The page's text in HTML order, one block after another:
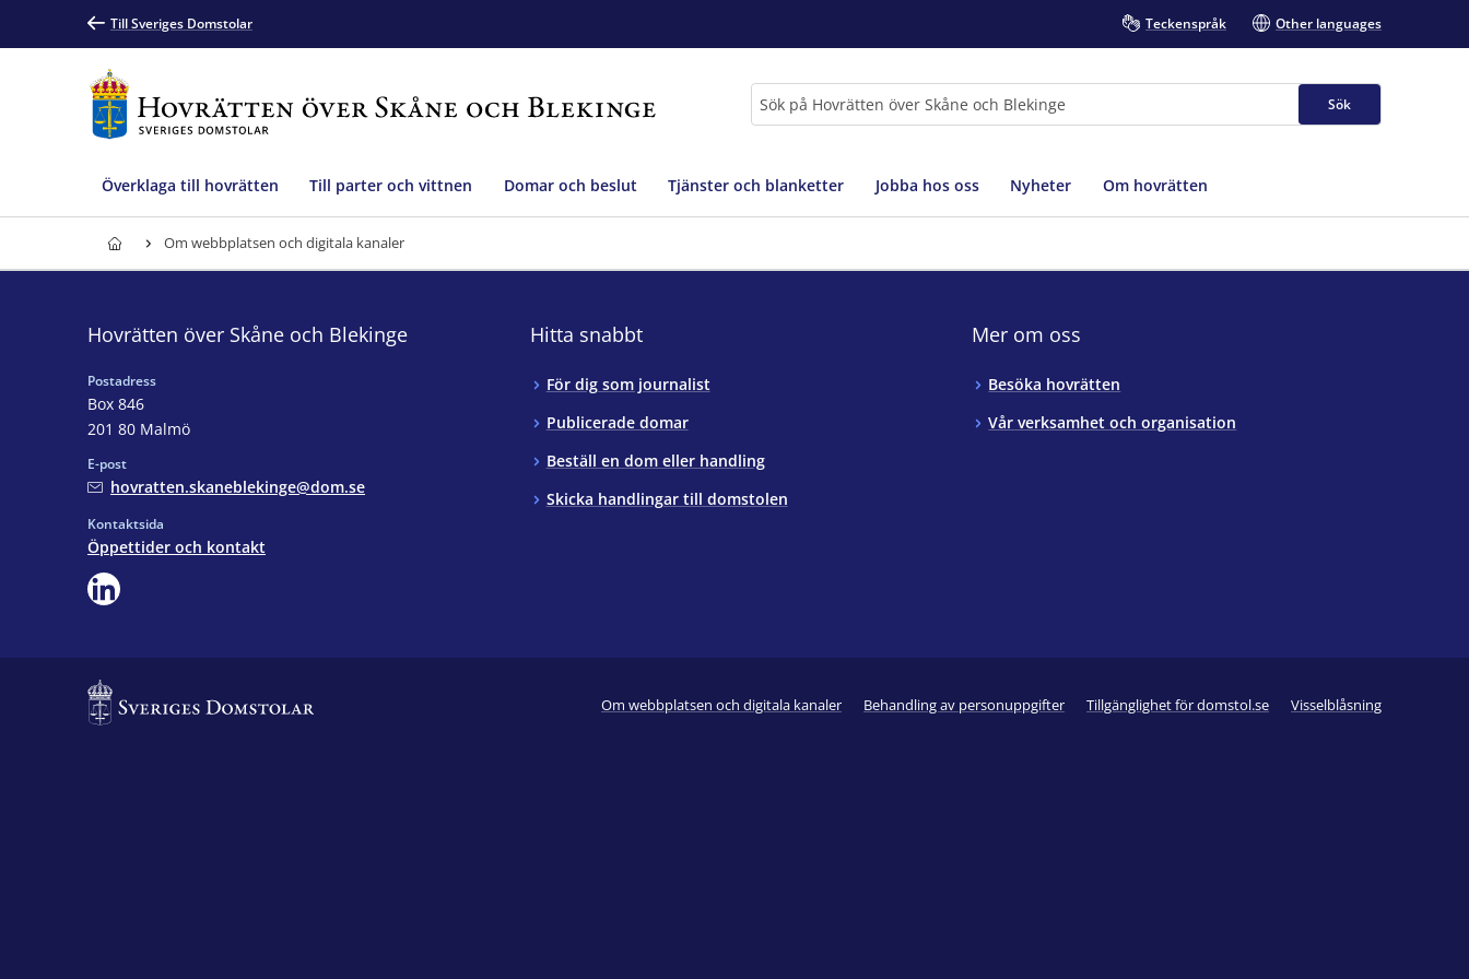
Till Sveriges Domstolar Teckenspråk Other languages
Sök
Överklaga till hovrätten Till parter och vittnen Domar och beslut Tjänster och blanketter Jobba hos oss Nyheter Om hovrätten
Om webbplatsen och digitala kanaler
Hovrätten över Skåne och Blekinge
Postadress
Box 846
201 80 Malmö
E-post
hovratten.skaneblekinge@dom.se
Kontaktsida
Öppettider och kontakt
Hitta snabbt
För dig som journalist
Publicerade domar
Beställ en dom eller handling
Skicka handlingar till domstolen
Mer om oss
Besöka hovrätten
Vår verksamhet och organisation
Om webbplatsen och digitala kanaler Behandling av personuppgifter Tillgänglighet för domstol.se Visselblåsning